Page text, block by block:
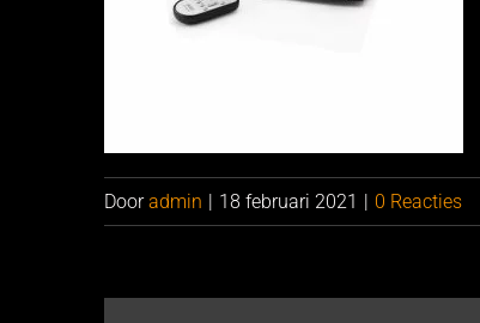
Dooradmin 18 februari 2021 0 Reacties